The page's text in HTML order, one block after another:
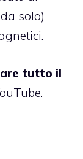
solo)
tutto il